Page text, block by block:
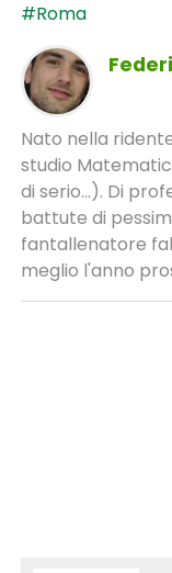
#Roma
Nato nella
studio
di serio...). Di
battute di
fantallenatore
meglio l'anno